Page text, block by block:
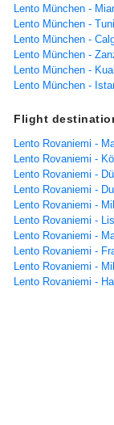
Lento München -
Lento München -
Lento München -
Lento München -
Lento München -
Lento München -
Flight
Lento Rovaniemi -
Lento Rovaniemi -
Lento Rovaniemi -
Lento Rovaniemi -
Lento Rovaniemi -
Lento Rovaniemi -
Lento Rovaniemi -
Lento Rovaniemi -
Lento Rovaniemi -
Lento Rovaniemi -